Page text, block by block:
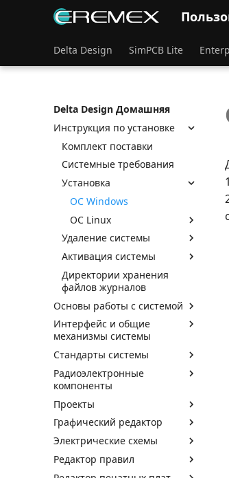
Delta Design SimPCB Lite
Delta Design Домашняя
Инструкция по установке
Комплект поставки
Системные требования
Установка
ОС Windows
ОС Linux
Удаление системы
Активация системы
Директории хранения
файлов журналов
Основы работы с системой
Интерфейс и общие
механизмы системы
Стандарты системы
Радиоэлектронные
компоненты
Проекты
Графический редактор
Электрические схемы
Редактор правил